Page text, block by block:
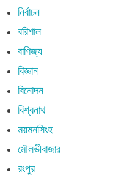
নির্বাচন
বরিশাল
বাণিজ্য
বিজ্ঞান
বিনোদন
বিশ্বনাথ
ময়মনসিংহ
মৌলভীবাজার
রংপুর